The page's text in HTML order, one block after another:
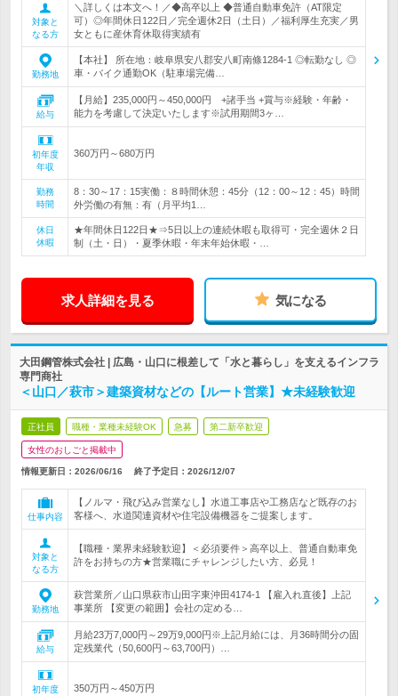
対象と
なる方
＼詳しくは本文へ！／◆高卒以上 ◆普通自動車免許（AT限定
可）◎年間休日122日／完全週休2日（土日）／福利厚生充実／男
女ともに産休育休取得実績有
勤務地
【本社】 所在地：岐阜県安八郡安八町南條1284-1 ◎転勤なし ◎
車・バイク通勤OK（駐車場完備…
給与
【月給】235,000円～450,000円 +諸手当 +賞与※経験・年齢・
能力を考慮して決定いたします※試用期間3ヶ…
初年度
年収
360万円～680万円
勤務
時間
8：30～17：15実働：８時間休憩：45分（12：00～12：45）時間
外労働の有無：有（月平均1…
休日
休暇
★年間休日122日★⇒5日以上の連続休暇も取得可・完全週休２日
制（土・日）・夏季休暇・年末年始休暇・…
求人詳細を見る 気になる
大田鋼管株式会社 | 広島・山口に根差して「水と暮らし」を支えるインフラ
専門商社
＜山口／萩市＞建築資材などの【ルート営業】★未経験歓迎
正社員 職種・業種未経験OK 急募 第二新卒歓迎
女性のおしごと掲載中
情報更新日：2026/06/16 終了予定日： 2026/12/07
仕事内容
【ノルマ・飛び込み営業なし】水道工事店や工務店など既存のお
客様へ、水道関連資材や住宅設備機器をご提案します。
対象と
なる方
【職種・業界未経験歓迎】＜必須要件＞高卒以上、普通自動車免
許をお持ちの方★営業職にチャレンジしたい方、必見！
勤務地
萩営業所／山口県萩市山田字東沖田4174-1 【雇入れ直後】上記
事業所 【変更の範囲】会社の定める…
給与
月給23万7,000円～29万9,000円※上記月給には、月36時間分の固
定残業代（50,600円～63,700円）…
初年度
350万円～450万円